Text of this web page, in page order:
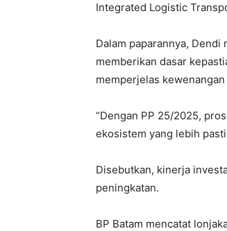
Integrated Logistic
Dalam paparannya,
memberikan dasar
memperjelas
“Dengan PP 25/2025,
ekosistem yang lebih
Disebutkan, kinerja
peningkatan.
BP Batam mencatat